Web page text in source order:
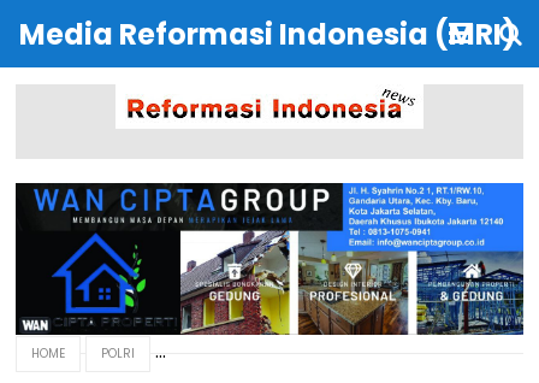
Media Reformasi Indonesia (MRI)
HOME POLRI